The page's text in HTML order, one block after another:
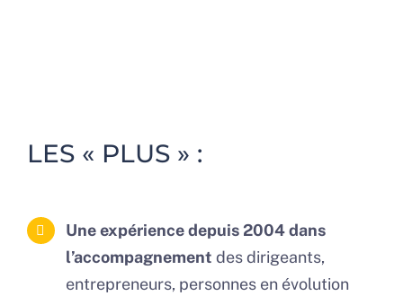
LES « PLUS » :
Une expérience depuis 2004 dans
l’accompagnementdes dirigeants,
entrepreneurs, personnes en évolution